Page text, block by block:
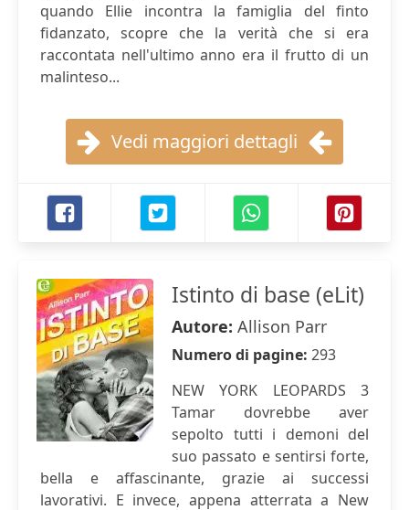
quando Ellie incontra la famiglia del finto
fidanzato, scopre che la verità che si era
raccontata nell'ultimo anno era il frutto di un
malinteso...
Vedi maggiori dettagli
Istinto di base (eLit)
Autore: Allison Parr
Numero di pagine: 293
NEW YORK LEOPARDS 3
Tamar dovrebbe aver
sepolto tutti i demoni del
suo passato e sentirsi forte,
bella e affascinante, grazie ai successi
lavorativi. E invece, appena atterrata a New